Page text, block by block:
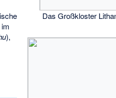
Das Großkloster
),